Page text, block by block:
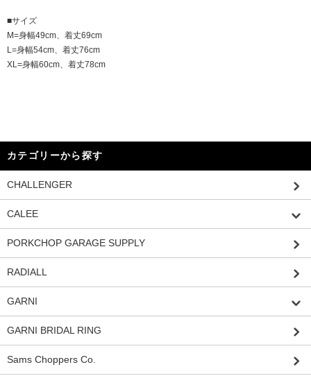
■サイズ
M=身幅49cm、着丈69cm
L=身幅54cm、着丈76cm
XL=身幅60cm、着丈78cm
カテゴリーから探す
CHALLENGER
CALEE
PORKCHOP GARAGE SUPPLY
RADIALL
GARNI
GARNI BRIDAL RING
Sams Choppers Co.